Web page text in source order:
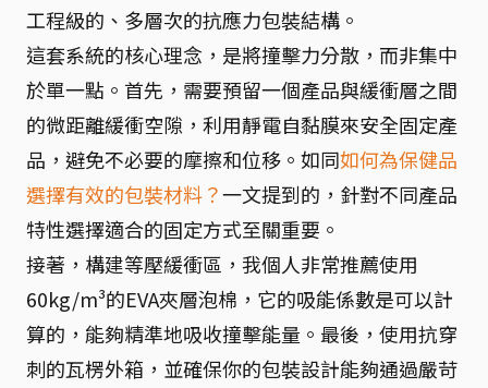
工程級的、多層次的抗應力包裝結構。
這套系統的核心理念，是將撞擊力分散，而非集中
於單一點。首先，需要預留一個產品與緩衝層之間
的微距離緩衝空隙，利用靜電自黏膜來安全固定產
品，避免不必要的摩擦和位移。如同如何為保健品
選擇有效的包裝材料？一文提到的，針對不同產品
特性選擇適合的固定方式至關重要。
接著，構建等壓緩衝區，我個人非常推薦使用
60kg/m³的EVA夾層泡棉，它的吸能係數是可以計
算的，能夠精準地吸收撞擊能量。最後，使用抗穿
刺的瓦楞外箱，並確保你的包裝設計能夠通過嚴苛